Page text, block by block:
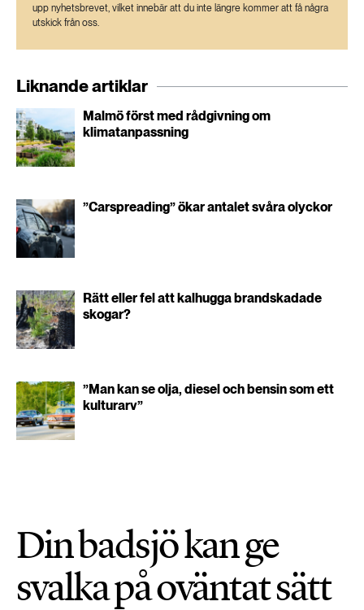
upp nyhetsbrevet, vilket innebär att du inte längre kommer att få några
utskick från oss.
Liknande artiklar
Malmö först med rådgivning om
klimatanpassning
”Carspreading” ökar antalet svåra olyckor
Rätt eller fel att kalhugga brandskadade
skogar?
”Man kan se olja, diesel och bensin som ett
kulturarv”
Din badsjö kan ge
svalka på oväntat sätt